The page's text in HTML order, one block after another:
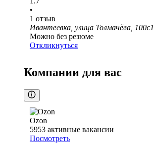
•
1 отзыв
Ивантеевка, улица Толмачёва, 100с1
Можно без резюме
Откликнуться
Компании для вас
Ozon
5953 активные вакансии
Посмотреть